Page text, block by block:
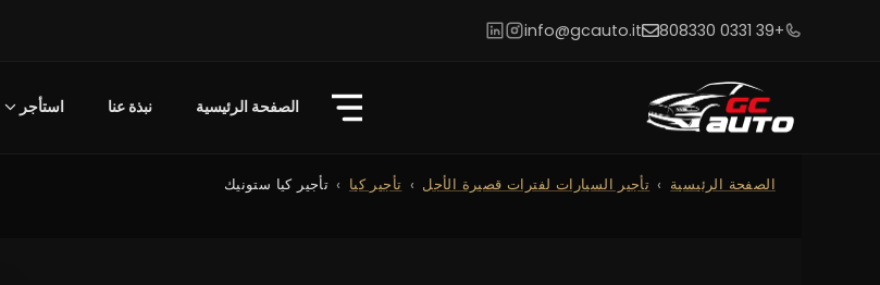
+39 0331 808330
info@gcauto.it
الصفحة الرئيسية نبذة عنا استأجر
الصفحة الرئيسية تأجير السيارات لفترات قصيرة الأجل تأجير كيا تأجير كيا ستونيك